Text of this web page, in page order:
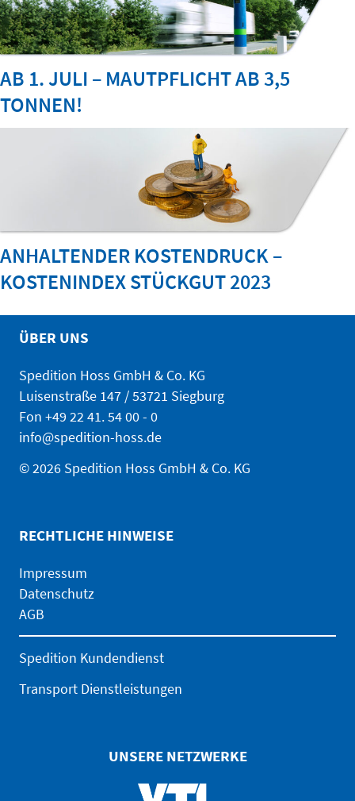
AB 1. JULI – MAUTPFLICHT AB 3,5
TONNEN!
ANHALTENDER KOSTENDRUCK –
KOSTENINDEX STÜCKGUT 2023
ÜBER UNS
Spedition Hoss GmbH & Co. KG
Luisenstraße 147 / 53721 Siegburg
Fon +49 22 41. 54 00 - 0
info@spedition-hoss.de
© 2026 Spedition Hoss GmbH & Co. KG
RECHTLICHE HINWEISE
Impressum
Datenschutz
AGB
Spedition Kundendienst
Transport Dienstleistungen
UNSERE NETZWERKE